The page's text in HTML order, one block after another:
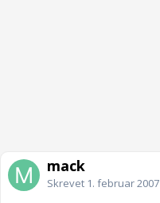
mack
Skrevet 1. februar 2007